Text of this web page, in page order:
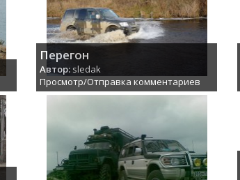
Перегон
Автор: sledak
Просмотр/Отправка комментариев